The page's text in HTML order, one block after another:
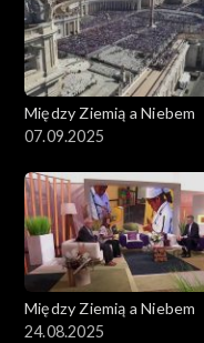
Między Ziemią a Niebem
07.09.2025
Między Ziemią a Niebem
24.08.2025